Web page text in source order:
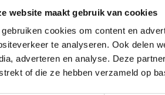
website maakt gebruik van cookies
gebruiken cookies om content en
te analyseren. Ook delen
adverteren en analyse. Deze
of die ze hebben verzameld op